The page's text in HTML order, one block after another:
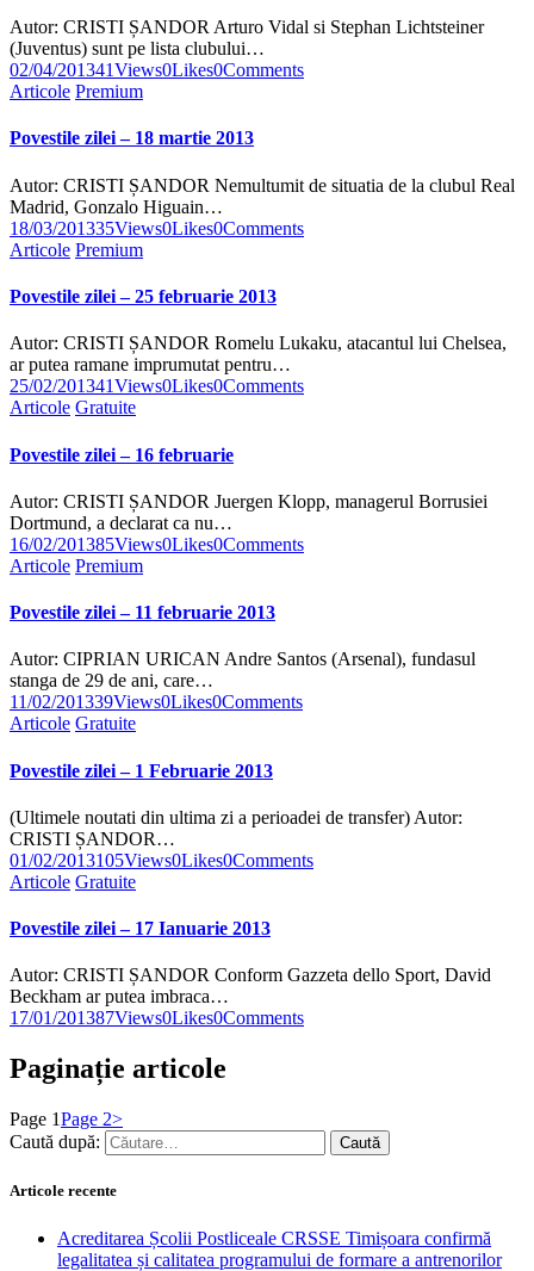
Autor: CRISTI ȘANDOR Arturo Vidal si Stephan Lichtsteiner
(Juventus) sunt pe lista clubului…
02/04/201341Views0Likes0Comments
Articole Premium
Povestile zilei – 18 martie 2013
Autor: CRISTI ȘANDOR Nemultumit de situatia de la clubul Real
Madrid, Gonzalo Higuain…
18/03/201335Views0Likes0Comments
Articole Premium
Povestile zilei – 25 februarie 2013
Autor: CRISTI ȘANDOR Romelu Lukaku, atacantul lui Chelsea,
ar putea ramane imprumutat pentru…
25/02/201341Views0Likes0Comments
Articole Gratuite
Povestile zilei – 16 februarie
Autor: CRISTI ȘANDOR Juergen Klopp, managerul Borrusiei
Dortmund, a declarat ca nu…
16/02/201385Views0Likes0Comments
Articole Premium
Povestile zilei – 11 februarie 2013
Autor: CIPRIAN URICAN Andre Santos (Arsenal), fundasul
stanga de 29 de ani, care…
11/02/201339Views0Likes0Comments
Articole Gratuite
Povestile zilei – 1 Februarie 2013
(Ultimele noutati din ultima zi a perioadei de transfer) Autor:
CRISTI ȘANDOR…
01/02/2013105Views0Likes0Comments
Articole Gratuite
Povestile zilei – 17 Ianuarie 2013
Autor: CRISTI ȘANDOR Conform Gazzeta dello Sport, David
Beckham ar putea imbraca…
17/01/201387Views0Likes0Comments
Paginație articole
Page 1Page 2>
Caută după:
Articole recente
Acreditarea Școlii Postliceale CRSSE Timișoara confirmă
legalitatea și calitatea programului de formare a antrenorilor